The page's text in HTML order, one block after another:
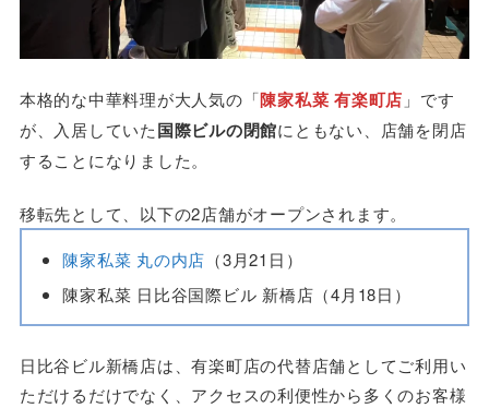
本格的な中華料理が大人気の「陳家私菜 有楽町店 」です
が、入居していた国際ビルの閉館にともない、店舗を閉店
することになりました。
移転先として、以下の2店舗がオープンされます。
陳家私菜 丸の内店 （3月21日）
陳家私菜 日比谷国際ビル 新橋店（4月18日）
日比谷ビル新橋店は、有楽町店の代替店舗としてご利用い
ただけるだけでなく、アクセスの利便性から多くのお客様